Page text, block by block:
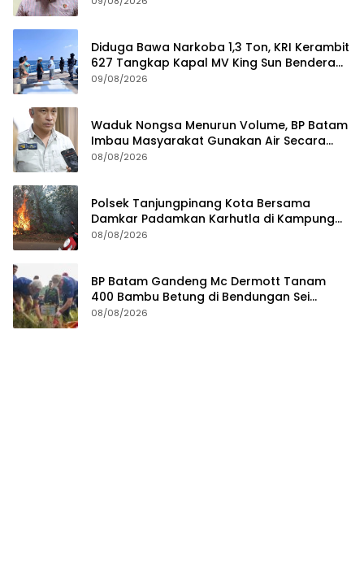
Diduga Bawa Narkoba 1,3 Ton, KRI Kerambit
627 Tangkap Kapal MV King Sun Bendera
Tanzania
09/08/2026
Waduk Nongsa Menurun Volume, BP Batam
Imbau Masyarakat Gunakan Air Secara
Bijak
08/08/2026
Polsek Tanjungpinang Kota Bersama
Damkar Padamkan Karhutla di Kampung
Bugis
08/08/2026
BP Batam Gandeng Mc Dermott Tanam
400 Bambu Betung di Bendungan Sei
Nongsa
08/08/2026